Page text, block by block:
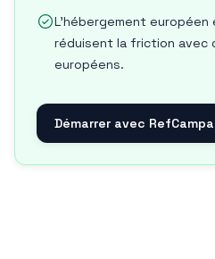
L'hébergement
réduisent la friction avec
européens.
Démarrer avec